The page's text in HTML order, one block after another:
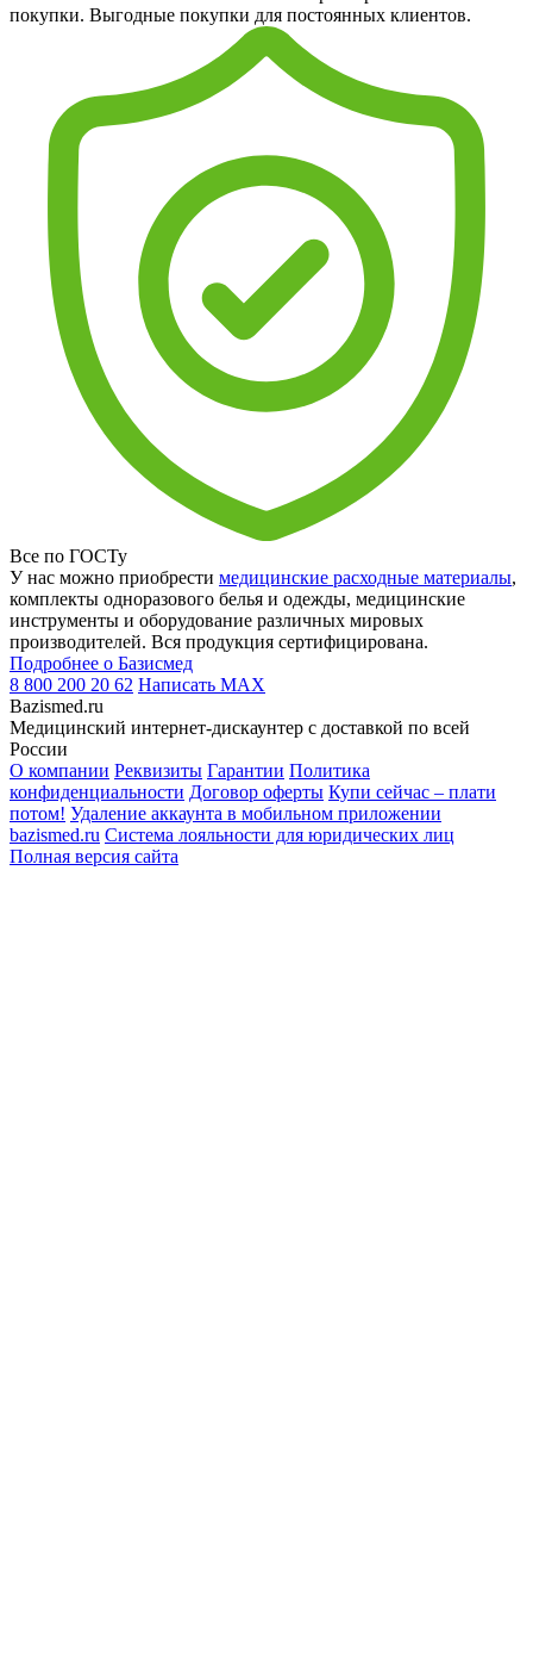
покупки. Выгодные покупки для постоянных клиентов.
Все по ГОСТу
У нас можно приобрести медицинские расходные материалы,
комплекты одноразового белья и одежды, медицинские
инструменты и оборудование различных мировых
производителей. Вся продукция сертифицирована.
Подробнее о Базисмед
8 800 200 20 62 Написать MAX
Bazismed.ru
Медицинский интернет-дискаунтер с доставкой по всей
России
О компании Реквизиты Гарантии Политика
конфиденциальности Договор оферты Купи сейчас – плати
потом! Удаление аккаунта в мобильном приложении
bazismed.ru Система лояльности для юридических лиц
Полная версия сайта